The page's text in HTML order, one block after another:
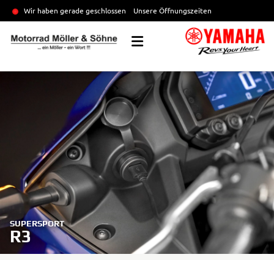
Wir haben gerade geschlossen Unsere Öffnungszeiten
SUPERSPORT
R3